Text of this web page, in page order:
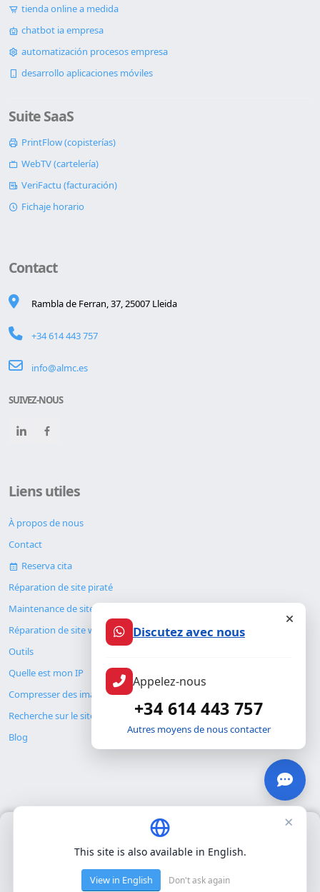
tienda online a medida
chatbot ia empresa
automatización procesos empresa
desarrollo aplicaciones móviles
Suite SaaS
PrintFlow (copisterías)
WebTV (cartelería)
VeriFactu (facturación)
Fichaje horario
Contact
Rambla de Ferran, 37, 25007 Lleida
+34 614 443 757
info@almc.es
SUIVEZ-NOUS
Liens utiles
À propos de nous
Contact
Reserva cita
Réparation de site piraté
Maintenance de site web
Réparation de site web
Outils
Quelle est mon IP
Compresser des images
Recherche sur le site
Blog
© Copyright 2026. ALMC SECURITY S.L.U.
Légal
Nous utilisons uniquement nos propres cookies pour le
Politique de confidentialité.
Accepter
Discutez avec nous
Appelez-nous
+34 614 443 757
Autres moyens de nous contacter
×
This site is also available in English.
View in English Don't ask again